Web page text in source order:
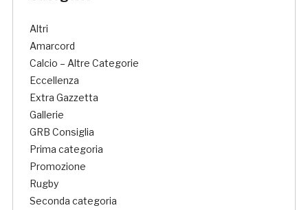
Altri
Amarcord
Calcio – Altre Categorie
Eccellenza
Extra Gazzetta
Gallerie
GRB Consiglia
Prima categoria
Promozione
Rugby
Seconda categoria